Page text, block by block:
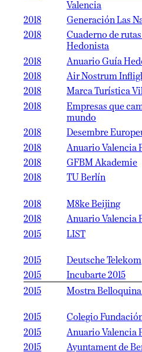
Valencia
2018 Generación Las
2018
Cuaderno de
Hedonista
2018 Anuario Guía
2018
Air Nostrum
2018
Marca Turística
2018
Empresas que
mundo
2018 Desembre
2018
Anuario Valencia
2018
GFBM Akademie
2018
TU Berlín
2018
M8ke Beijing
2018
Anuario Valencia
2015
LIST
2015
Deutsche Telekom
2015
Incubarte 2015
2015
Mostra Belloquina
2015
Colegio
2015
Anuario Valencia
2015
Ayuntament de